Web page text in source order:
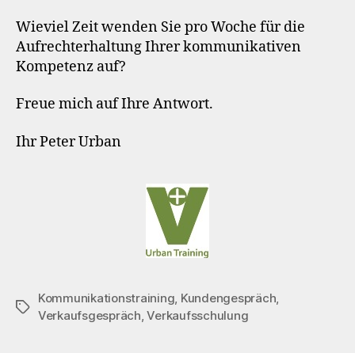
Wieviel Zeit wenden Sie pro Woche für die
Aufrechterhaltung Ihrer kommunikativen
Kompetenz auf?
Freue mich auf Ihre Antwort.
Ihr Peter Urban
Schlagwörter
Kommunikationstraining Kundengespräch
Verkaufsgespräch ,Verkaufsschulung